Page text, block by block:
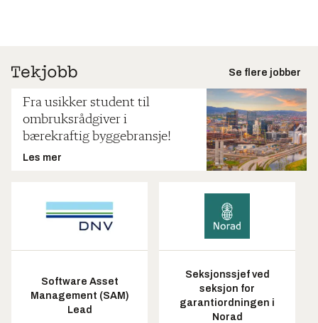
Se flere jobber
Fra usikker student til
ombruksrådgiver i
bærekraftig byggebransje!
Les mer
Software Asset
Management (SAM)
Lead
Seksjonssjef ved
seksjon for
garantiordningen i
Norad